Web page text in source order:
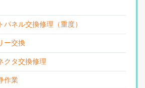
ネル交換修理（重度）
ー交換
クタ交換修理
作業